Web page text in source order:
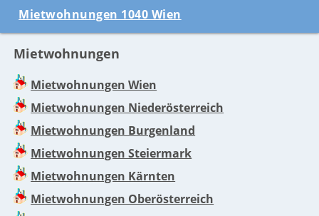
Mietwohnungen 1040 Wien
Mietwohnungen
Mietwohnungen Wien
Mietwohnungen Niederösterreich
Mietwohnungen Burgenland
Mietwohnungen Steiermark
Mietwohnungen Kärnten
Mietwohnungen Oberösterreich